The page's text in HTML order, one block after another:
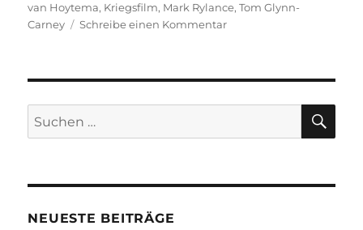
van Hoytema, Kriegsfilm, Mark Rylance,Tom Glynn-
Carney
Schreibe einen Kommentarzu
Suchen
nach:
NEUESTE BEITRÄGE